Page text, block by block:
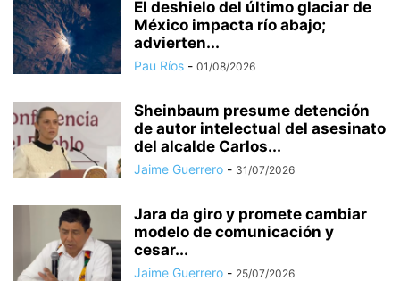
El deshielo del último glaciar de
México impacta río abajo;
advierten...
Pau Ríos - 01/08/2026
Sheinbaum presume detención
de autor intelectual del asesinato
del alcalde Carlos...
Jaime Guerrero - 31/07/2026
Jara da giro y promete cambiar
modelo de comunicación y
cesar...
Jaime Guerrero - 25/07/2026